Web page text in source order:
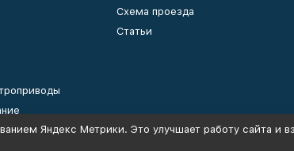
группы
Схема проезда
Статьи
Яндекс Метрики. Это улучшает работу сайта и